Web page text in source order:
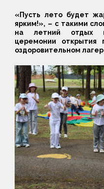
«Пусть лето будет
ярким!», – с такими
на летний отдых
церемонии
оздоровительном